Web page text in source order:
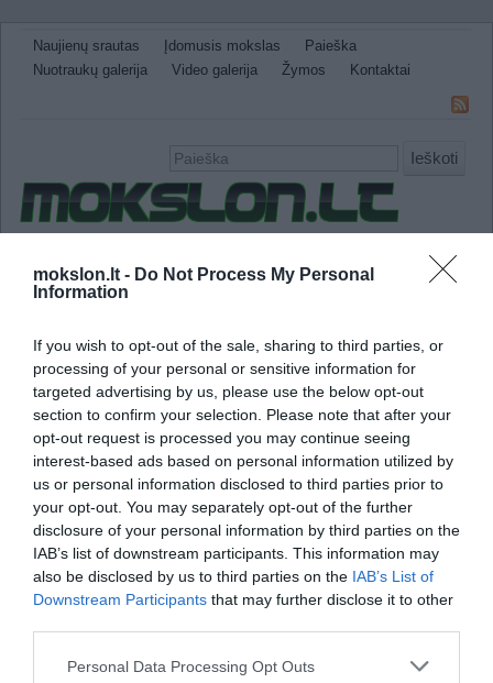
mokslon.lt - Do Not Process My Personal
Information
If you wish to opt-out of the sale, sharing to third parties, or
processing of your personal or sensitive information for
targeted advertising by us, please use the below opt-out
section to confirm your selection. Please note that after your
opt-out request is processed you may continue seeing
interest-based ads based on personal information utilized by
us or personal information disclosed to third parties prior to
your opt-out. You may separately opt-out of the further
disclosure of your personal information by third parties on the
IAB’s list of downstream participants. This information may
also be disclosed by us to third parties on the IAB’s List of
Downstream Participants that may further disclose it to other
Personal Data Processing Opt Outs
Naujienų srautas Įdomusis mokslas
Paieška
Nuotraukų galerija
Video galerija Žymos Kontaktai
Ieškoti
IT Technologijos
atmosferos cheminė sudėtis
Greitai Antarkties ozono skylės dydis
dujų
Teigiama, kad Pietų pusrutulio klimato
bėgant ji priklausys tik nuo žmogaus
skatinančių dujų. Tyrimas parodė, kad
priklausė nuo iškrentančio lietaus kiekio,
perims šiltnamio efektą skatinančių dujų